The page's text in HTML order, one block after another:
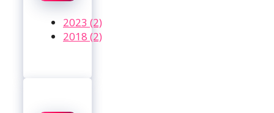
2023 (2)
2018 (2)